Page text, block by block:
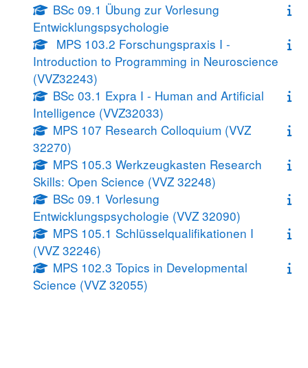
BSc 09.1 Übung zur Vorlesung
Entwicklungspsychologie
MPS 103.2 Forschungspraxis I -
Introduction to Programming in Neuroscience
(VVZ32243)
BSc 03.1 Expra I - Human and Artificial
Intelligence (VVZ32033)
MPS 107 Research Colloquium (VVZ
32270)
MPS 105.3 Werkzeugkasten Research
Skills: Open Science (VVZ 32248)
BSc 09.1 Vorlesung
Entwicklungspsychologie (VVZ 32090)
MPS 105.1 Schlüsselqualifikationen I
(VVZ 32246)
MPS 102.3 Topics in Developmental
Science (VVZ 32055)